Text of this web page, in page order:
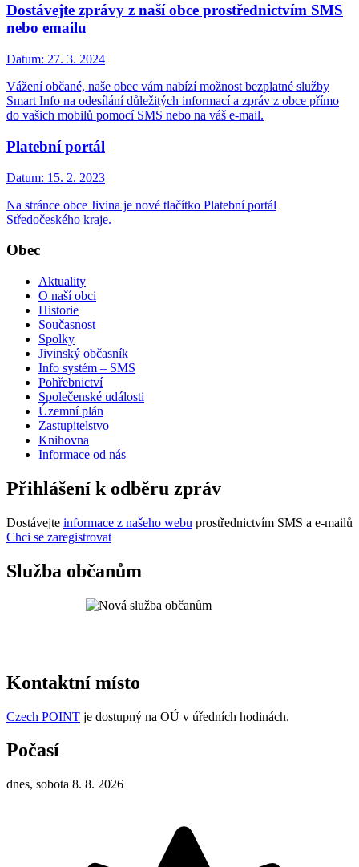
Dostávejte zprávy z naší obce prostřednictvím SMS
nebo emailu
Datum: 27. 3. 2024
Vážení občané, naše obec vám nabízí možnost bezplatné služby
Smart Info na odesílání důležitých informací a zpráv z obce přímo
do vašich mobilů pomocí SMS nebo na váš e-mail.
Platební portál
Datum: 15. 2. 2023
Na stránce obce Jivina je nové tlačítko Platební portál
Středočeského kraje.
Obec
Aktuality
O naší obci
Historie
Současnost
Spolky
Jivinský občasník
Info systém – SMS
Pohřebnictví
Společenské události
Územní plán
Zastupitelstvo
Knihovna
Informace od nás
Přihlášení k odběru zpráv
Dostávejte informace z našeho webu prostřednictvím SMS a e-mailů
Chci se zaregistrovat
Služba občanům
Kontaktní místo
Czech POINT je dostupný na OÚ v úředních hodinách.
Počasí
dnes, sobota 8. 8. 2026